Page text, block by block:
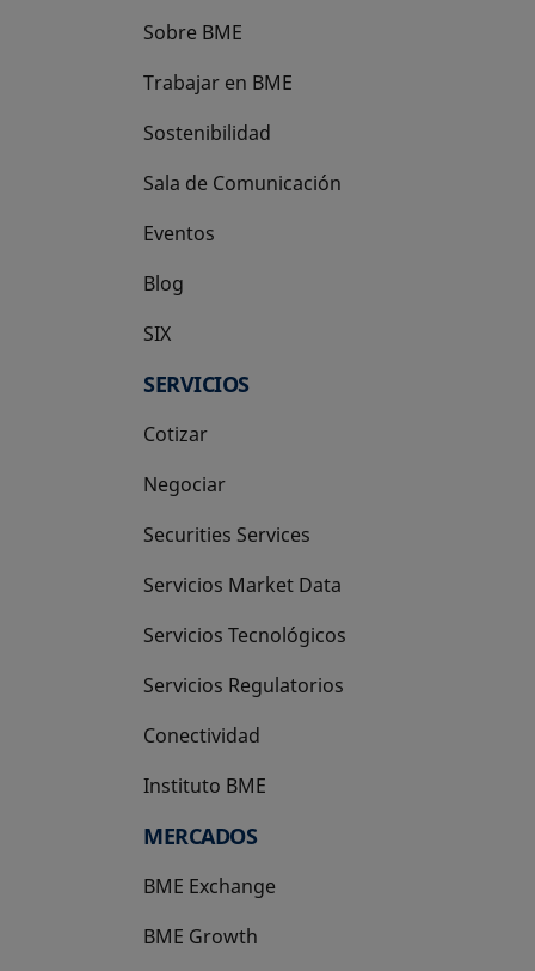
Sobre BME
Trabajar en BME
Sostenibilidad
Sala de Comunicación
Eventos
Blog
SIX
se abre en una pestaña nueva
SERVICIOS
Cotizar
Negociar
Securities Services
Servicios Market Data
Servicios Tecnológicos
Servicios Regulatorios
Conectividad
Instituto BME
se abre en una pestaña nueva
MERCADOS
BME Exchange
BME Growth
se abre en una pestaña nueva